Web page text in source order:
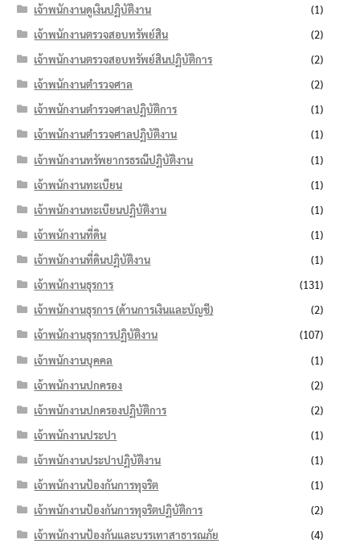
เจ้าพนักงานดูเงินปฏิบัติงาน
(1)
เจ้าพนักงานตรวจสอบทรัพย์สิน
(2)
เจ้าพนักงานตรวจสอบทรัพย์สินปฏิบัติการ
(2)
เจ้าพนักงานตำรวจศาล
(2)
เจ้าพนักงานตำรวจศาลปฏิบัติการ
(1)
เจ้าพนักงานตำรวจศาลปฏิบัติงาน
(1)
เจ้าพนักงานทรัพยากรธรณีปฏิบัติงาน
(1)
เจ้าพนักงานทะเบียน
(1)
เจ้าพนักงานทะเบียนปฏิบัติงาน
(1)
เจ้าพนักงานที่ดิน
(1)
เจ้าพนักงานที่ดินปฏิบัติงาน
(1)
เจ้าพนักงานธุรการ
(131)
เจ้าพนักงานธุรการ (ด้านการเงินและบัญชี)
(2)
เจ้าพนักงานธุรการปฏิบัติงาน
(107)
เจ้าพนักงานบุคคล
(1)
เจ้าพนักงานปกครอง
(2)
เจ้าพนักงานปกครองปฏิบัติการ
(2)
เจ้าพนักงานประปา
(1)
เจ้าพนักงานประปาปฏิบัติงาน
(1)
เจ้าพนักงานป้องกันการทุจริต
(1)
เจ้าพนักงานป้องกันการทุจริตปฏิบัติการ
(2)
เจ้าพนักงานป้องกันและบรรเทาสาธารณภัย
(4)